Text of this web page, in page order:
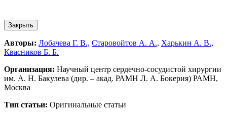
Закрыть
Авторы: Лобачева Г. В., Старовойтов А. А., Харькин А. В.,
Квасников Б. Б.
Организация: Научный центр сердечно-сосудистой хирургии
им. А. Н. Бакулева (дир. – акад. РАМН Л. А. Бокерия) РАМН,
Москва
Тип статьи: Оригинальные статьи